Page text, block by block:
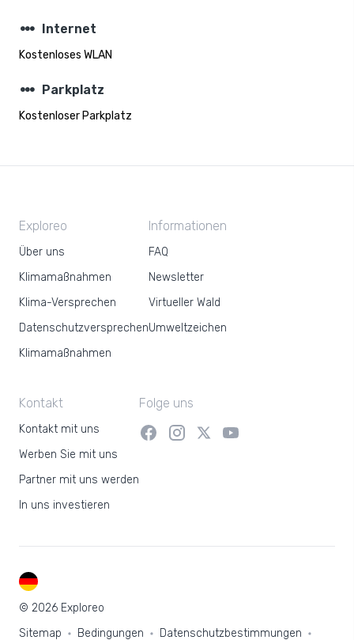
steppers Internet
Kostenloses WLAN
steppers Parkplatz
Kostenloser Parkplatz
Exploreo
Über uns
Klimamaßnahmen
Klima-Versprechen
Datenschutzversprechen
Klimamaßnahmen
Informationen
FAQ
Newsletter
Virtueller Wald
Umweltzeichen
Kontakt
Kontakt mit uns
Werben Sie mit uns
Partner mit uns werden
In uns investieren
Folge uns
© 2026 Exploreo
Sitemap
Bedingungen Datenschutzbestimmungen